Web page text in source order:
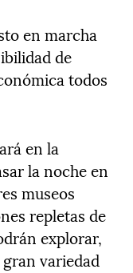
en marcha
de
todos
en la
la noche en
museos
repletas de
explorar,
variedad